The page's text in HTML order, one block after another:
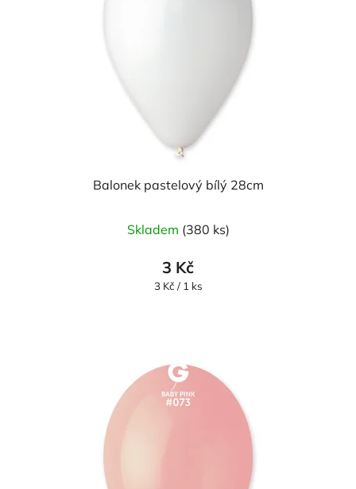
Balonek pastelový bílý 28cm
Skladem (380 ks)
3 Kč
Měrná
3 Kč / 1 ks